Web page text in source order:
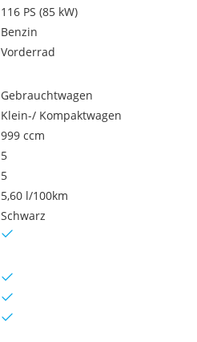
116 PS (85 kW)
Benzin
Vorderrad
Gebrauchtwagen
Klein-/ Kompaktwagen
999 ccm
5
5
5,60 l/100km
Schwarz